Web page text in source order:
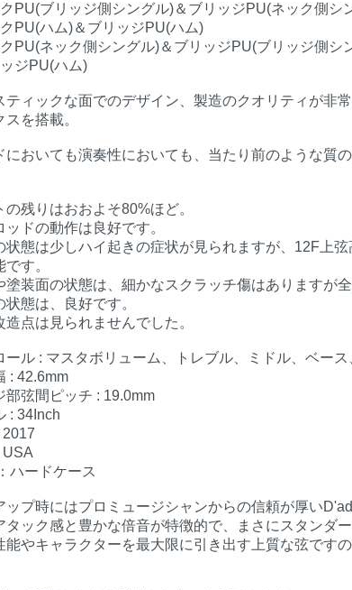
PU(ブリッジ側シングル)＆ブリッジPU(ネック側シ
PU(ハム)＆ブリッジPU(ハム)
PU(ネック側シングル)＆ブリッジPU(ブリッジ側シ
ジPU(ハム)
ティックな面でのデザイン、製造のクオリティが非
スを搭載。
においても演奏性においても、当たり前のような質
の残りはおおよそ80%ほど。
ッドの動作は良好です。
状態は少しハイ起きの症状が見られますが、12F上弦
す。
塗装面の状態は、細かなスクラッチ傷はありますが
状態は、良好です。
造点は見られませんでした。
ール : マスタボリューム、トレブル、ミドル、ベー
: 42.6mm
部弦間ピッチ : 19.0mm
: 34Inch
USA
ハードケース
ップ時にはプロミュージシャンからの信頼が厚い
タック感と豊かな倍音が特徴的で、まさにスタンダ
能やキャラクターを最大限に引き出す上質な弦です